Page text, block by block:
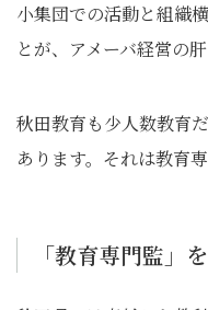
小集団での活動と組織
とが、アメーバ経営の肝
秋田教育も少人数教育
あります。それは教育
「教育専門監」